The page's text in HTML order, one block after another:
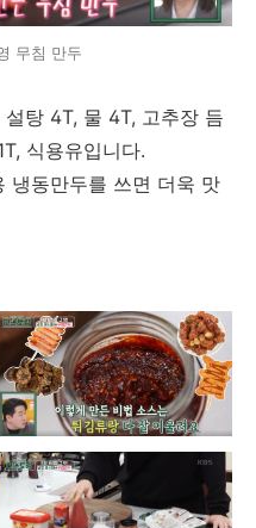
무침 만두
탕 4T, 물 4T, 고추장 듬
식용유입니다.
냉동만두를 쓰면 더욱 맛